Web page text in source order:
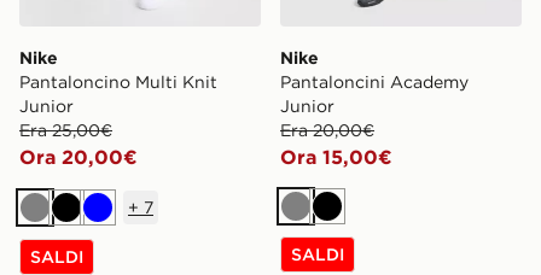
Nike
Pantaloncino Multi Knit
Junior
Era 25,00€
Ora 20,00€
Grigio
Nero
Blu
+ 7
SALDI
Nike
Pantaloncini Academy
Junior
Era 20,00€
Ora 15,00€
Grigio
Nero
SALDI